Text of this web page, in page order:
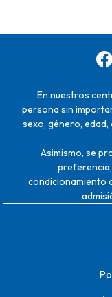
En nuestros
persona sin
sexo, género, edad,
Asimismo, se
condicionamiento